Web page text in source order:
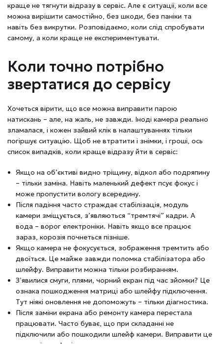
краще не тягнути відразу в сервіс. Але є ситуації, коли все
можна вирішити самостійно, без шкоди, без паніки та
навіть без викрутки. Розповідаємо, коли слід спробувати
самому, а коли краще не експериментувати.
Коли точно потрібно
звертатися до сервісу
Хочеться вірити, що все можна виправити парою
натискань – але, на жаль, не завжди. Іноді камера реально
зламалася, і кожен зайвий клік в налаштуваннях тільки
погіршує ситуацію. Щоб не втратити і знімки, і гроші, ось
список випадків, коли краще відразу йти в сервіс:
Якщо на об’єктиві видно тріщину, відкол або подряпину
– тільки заміна. Навіть маленький дефект псує фокус і
може пропустити вологу всередину.
Після падіння часто страждає стабілізація, модуль
камери зміщується, з’являються “тремтячі” кадри. А
вода – ворог електроніки. Навіть якщо все працює
зараз, корозія почнеться пізніше.
Якщо камера не фокусується, зображення тремтить або
двоїться. Це майже завжди поломка стабілізатора або
шлейфу. Виправити можна тільки розбиранням.
З’явилися смуги, плями, чорний екран під час зйомки? Це
ознака пошкодження матриці або шлейфу підключення.
Тут ніякі оновлення не допоможуть – тільки діагностика.
Після заміни екрана або ремонту камера перестала
працювати. Часто буває, що при складанні не
підключили або пошкодили шлейф камери. Виправити це